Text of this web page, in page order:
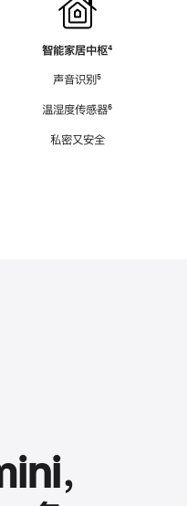
智能家居中枢脚
⁴
声音识别脚
⁵
温湿度传感器脚
⁶
私密又安全
，